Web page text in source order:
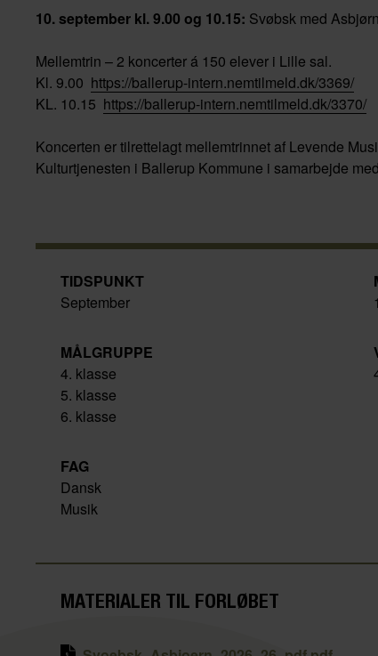
10. september kl. 9.00 og 10.15: Svøbsk med Asbjørn
Mellemtrin – 2 koncerter á 150 elever i Lille sal.
Kl. 9.00 https://ballerup-intern.nemtilmeld.dk/3369/
KL. 10.15 https://ballerup-intern.nemtilmeld.dk/3370/
Koncerten er tilrettelagt mellemtrinnet af Levende
Kulturtjenesten i Ballerup Kommune i samarbejde
TIDSPUNKT
September
MÅLGRUPPE
4. klasse
5. klasse
6. klasse
FAG
Dansk
Musik
MATERIALER TIL FORLØBET